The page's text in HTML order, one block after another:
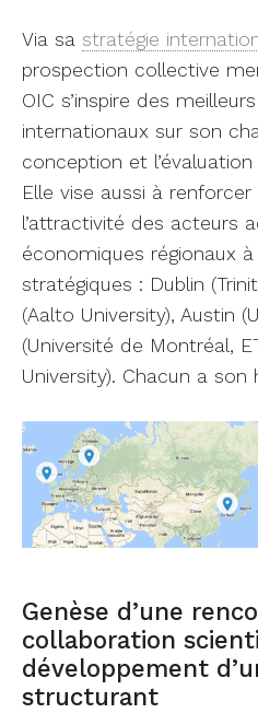
Via sa stratégie
prospection collective
OIC s’inspire des
internationaux sur son
conception et l’évaluation
Elle vise aussi à
l’attractivité des acteurs
économiques régionaux
stratégiques : Dublin
(Aalto University), Austin
(Université de Montréal,
University). Chacun a son
Genèse d’une
collaboration
développement
structurant